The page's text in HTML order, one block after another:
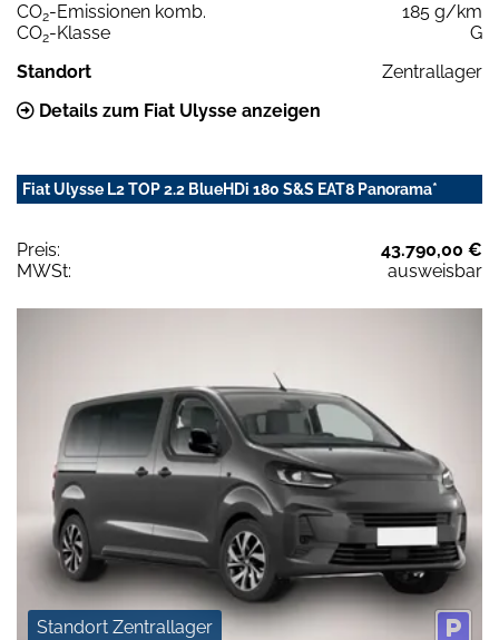
CO2-Emissionen komb.
185 g/km
CO2-Klasse
G
Standort
Zentrallager
Details zum Fiat Ulysse anzeigen
Fiat Ulysse L2 TOP 2.2 BlueHDi 180 S&S EAT8 Panorama*
Preis:
43.790,00 €
MWSt:
ausweisbar
Standort Zentrallager